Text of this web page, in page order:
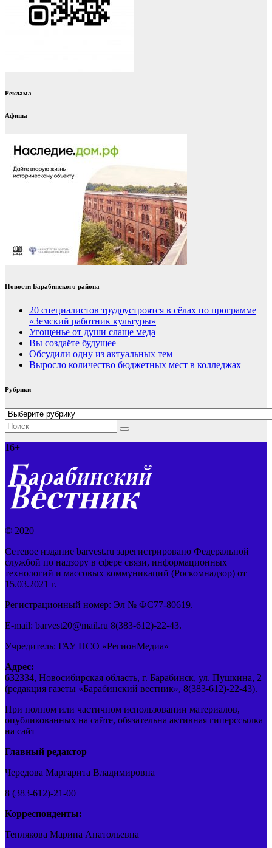
Реклама
Афиша
Новости Барабинского района
20 специалистов трудоустроятся в сёлах по программе
«Земский работник культуры»
Угощенье от души слаще меда
Вы создаёте будущее
Обсудили одну из актуальных тем
Выросло количество бюджетных мест в колледжах
Рубрики
Рубрики
16+
© 2020
Сетевое издание barvest.ru зарегистрировано Федеральной
службой по надзору в сфере связи, информационных
технологий и массовых коммуникаций (Роскомнадзор) от
15.03.2021 г.
Регистрационный номер: Эл № ФС77-80619.
E-mail: barvest20@mail.ru 8(383-612)-22-43.
Учредитель: ГАУ НСО «РегионМедиа»
Адрес:
632334, Новосибирская область, г. Барабинск, ул. Пушкина, 2
(редакция газеты «Барабинский вестник», 8(383-612)-22-43).
При полном или частичном использовании материалов,
опубликованных на сайте, обязательна активная гиперссылка
на сайт
Главный редактор
Чередова Маргарита Владимировна
8 (383-612)-21-00
Корреспонденты:
Теплякова Марина Анатольевна